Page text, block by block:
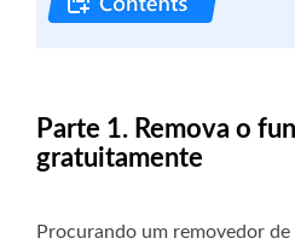
Parte 1. Remova o
gratuitamente
Procurando um removedor